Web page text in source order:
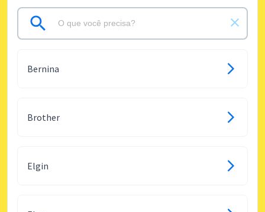
Bernina
Brother
Elgin